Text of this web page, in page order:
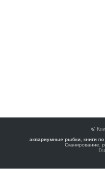
©
аквариумные рыбки, книги
Сканирование,